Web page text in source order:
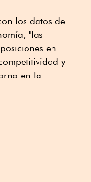
los datos de
"las
en
y
en la